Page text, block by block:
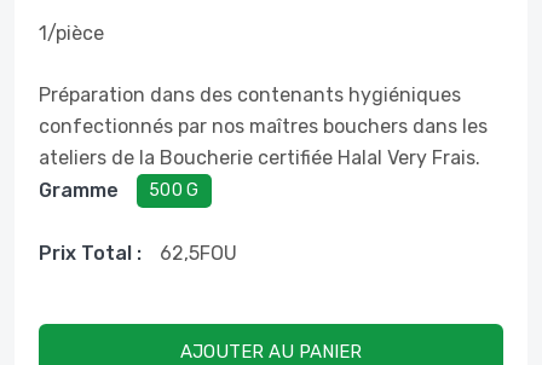
1/pièce
Préparation dans des contenants hygiéniques
confectionnés par nos maîtres bouchers dans les
ateliers de la Boucherie certifiée Halal Very Frais.
Gramme
500 G
Prix ​​total : 62,5FOU
AJOUTER AU PANIER